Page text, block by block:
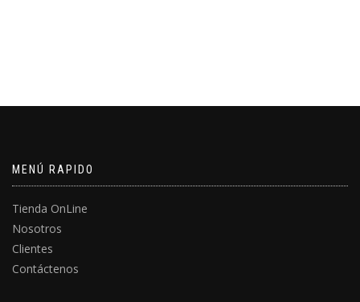
MENÚ RAPIDO
Tienda OnLine
Nosotros
Clientes
Contáctenos